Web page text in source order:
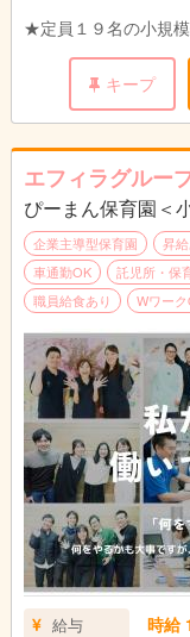
★定員１９名の小規
ご家庭、職員、地域
れるような環境づく
キープ
エフィラグルー
ぴーまん保育園＜
企業主導型保育園 昇
車通勤OK
託児所・保
職員給食あり
Wワー
給与 時給